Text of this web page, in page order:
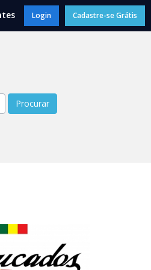
Login Cadastre-se Grátis
Procurar